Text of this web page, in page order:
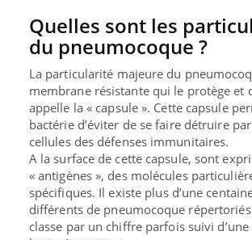
Quelles sont les
du pneumocoque ?
La particularité majeure du
membrane résistantequi le protège et
appelle la « capsule». Cette capsule
bactérie d’éviter de se faire détruire
cellules des défenses immunitaires.
A la surface de cette capsule, sont
«antigènes», des molécules
spécifiques. Il existe plus d’une
différents de pneumocoque répertoriés
classe par un chiffre parfois suivi